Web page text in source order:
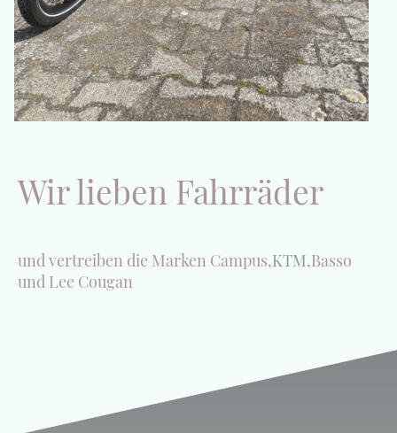
Wir lieben Fahrräder
und vertreiben die Marken Campus,KTM,Basso
und Lee Cougan